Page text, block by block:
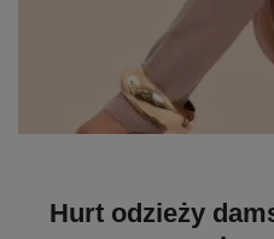
Hurt odzieży